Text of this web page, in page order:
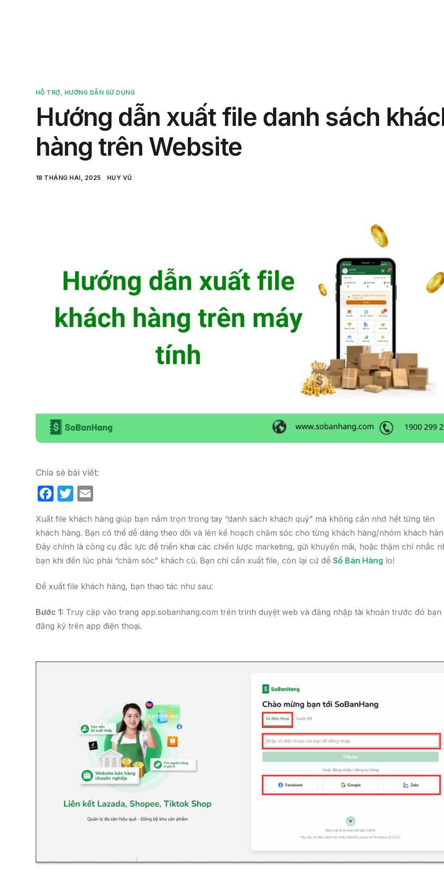
HỖ TRỢ, HƯỚNG DẪN SỬ DỤNG
Hướng dẫn xuất file danh sách
hàng trên Website
18 THÁNG HAI, 2025 HUY VŨ
Chia sẻ bài viết:
F
c
e
b
o
k
T
itt
er
ail
Xuất file khách hàng giúp bạn nắm trọn trong tay “danh sách khách quý” mà không cần nhớ hết từng tên
khách hàng. Bạn có thể dễ dàng theo dõi và lên kế hoạch chăm sóc cho từng khách hàng/nhóm khách
Đây chính là công cụ đắc lực để triển khai các chiến lược marketing, gửi khuyến mãi, hoặc thậm chí nhắc
bạn khi đến lúc phải “chăm sóc” khách cũ. Bạn chỉ cần xuất file, còn lại cứ để Sổ Bán Hàng lo!
Để xuất file khách hàng, bạn thao tác như sau:
Bước 1: Truy cập vào trang app.sobanhang.com trên trình duyệt web và đăng nhập tài khoản trước đó bạn
đăng ký trên app điện thoại.